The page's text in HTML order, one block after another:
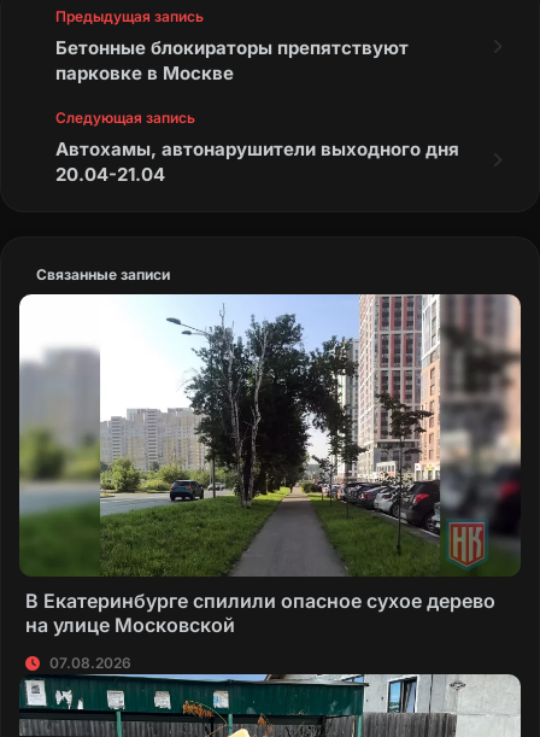
Предыдущая запись
Бетонные блокираторы препятствуют
парковке в Москве
Следующая запись
Автохамы, автонарушители выходного дня
20.04-21.04
Связанные записи
В Екатеринбурге спилили опасное сухое дерево
на улице Московской
07.08.2026